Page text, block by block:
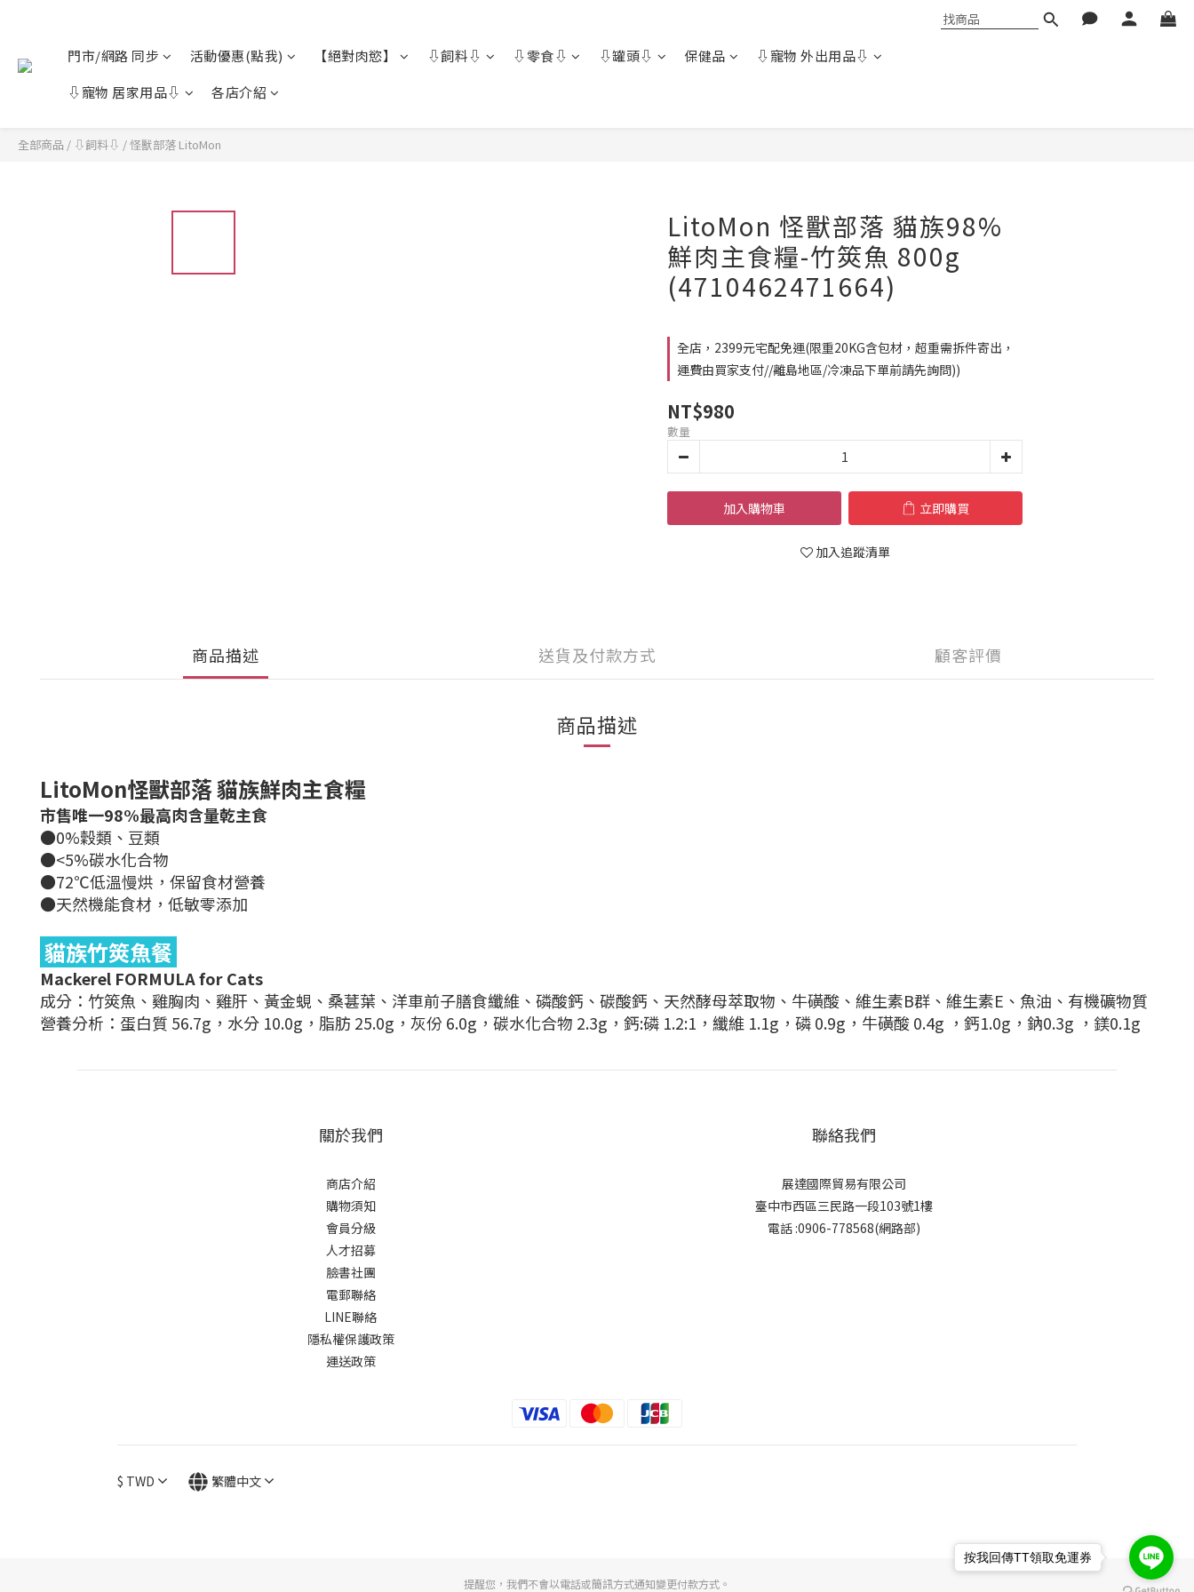
門市/網路 同步 活動優惠(點我) 【絕對肉慾】 ⇩飼料⇩ ⇩零食⇩ ⇩罐頭⇩ 保健品
⇩寵物 外出用品⇩
⇩寵物 居家用品⇩
各店介紹
全部商品 / ⇩飼料⇩ /怪獸部落 LitoMon
LitoMon 怪獸部落 貓族98%
鮮肉主食糧-竹筴魚 800g
(4710462471664)
全店，2399元宅配免運(限重20KG含包材，超重需拆件寄出，
運費由買家支付//離島地區/冷凍品下單前請先詢問))
NT$980
數量
加入購物車 立即購買
加入追蹤清單
商品描述 送貨及付款方式 顧客評價
商品描述
LitoMon怪獸部落 貓族鮮肉主食糧
市售唯一98%最高肉含量乾主食
●0%穀類、豆類
●<5%碳水化合物
●72℃低溫慢烘，保留食材營養
●天然機能食材，低敏零添加
貓族竹筴魚餐
Mackerel FORMULA for Cats
成分：竹筴魚、雞胸肉、雞肝、黃金蜆、桑葚葉、洋車前子膳食纖維、磷酸鈣、碳酸鈣、天然酵母萃取物、牛磺酸、維生素B群、維生素E、魚油、有機礦物質
營養分析：蛋白質 56.7g，水分 10.0g，脂肪 25.0g，灰份 6.0g，碳水化合物 2.3g，鈣:磷 1.2:1，纖維 1.1g，磷 0.9g，牛磺酸 0.4g ，鈣1.0g，鈉0.3g ，鎂0.1g
關於我們
商店介紹
購物須知
會員分級
人才招募
臉書社團
電郵聯絡
LINE聯絡
隱私權保護政策
運送政策
聯絡我們
展達國際貿易有限公司
臺中市西區三民路一段103號1樓
電話 :0906-778568(網路部)
$ TWD 繁體中文
提醒您，我們不會以電話或簡訊方式通知變更付款方式。
按我回傳TT領取免運券